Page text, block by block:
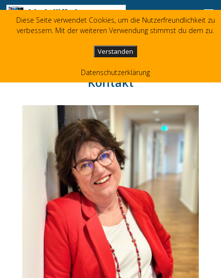
Liz Jolliffe
liz(at)jolliffe.de
Kontakt
Diese Seite verwendet Cookies, um die Nutzerfreundlichkeit zu
verbessern. Mit der weiteren Verwendung stimmst du dem zu.
Verstanden
Datenschutzerklärung